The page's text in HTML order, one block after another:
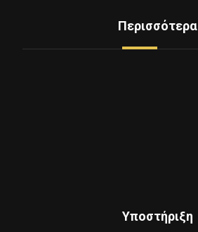
Περισσότερα
Υποστήριξη